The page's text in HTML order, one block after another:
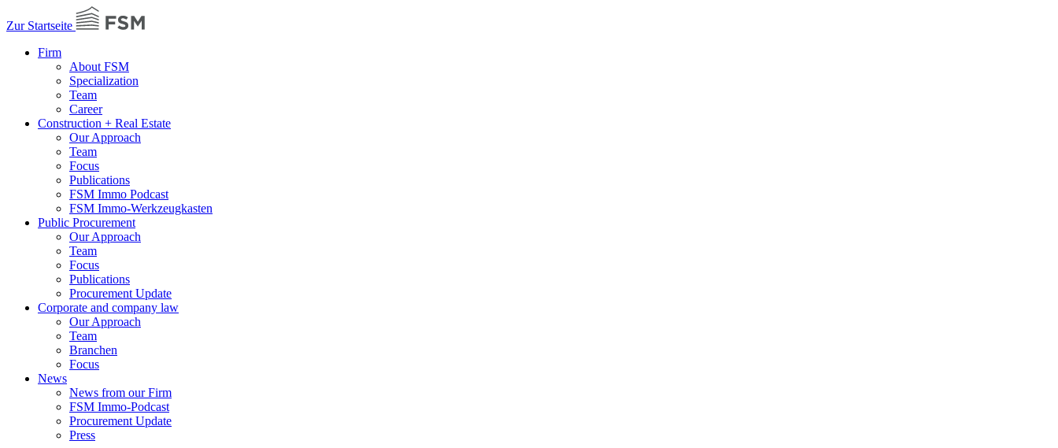
Zur Startseite
Firm
About FSM
Specialization
Team
Career
Construction + Real Estate
Our Approach
Team
Focus
Publications
FSM Immo Podcast
FSM Immo-Werkzeugkasten
Public Procurement
Our Approach
Team
Focus
Publications
Procurement Update
Corporate and company law
Our Approach
Team
Branchen
Focus
News
News from our Firm
FSM Immo-Podcast
Procurement Update
Press